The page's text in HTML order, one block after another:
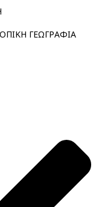
ΓΕΩΓΡΑΦΙΑ